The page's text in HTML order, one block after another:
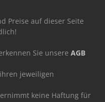
Preise auf dieser Seite
Sie unsere AGB
jeweiligen
keine Haftung für